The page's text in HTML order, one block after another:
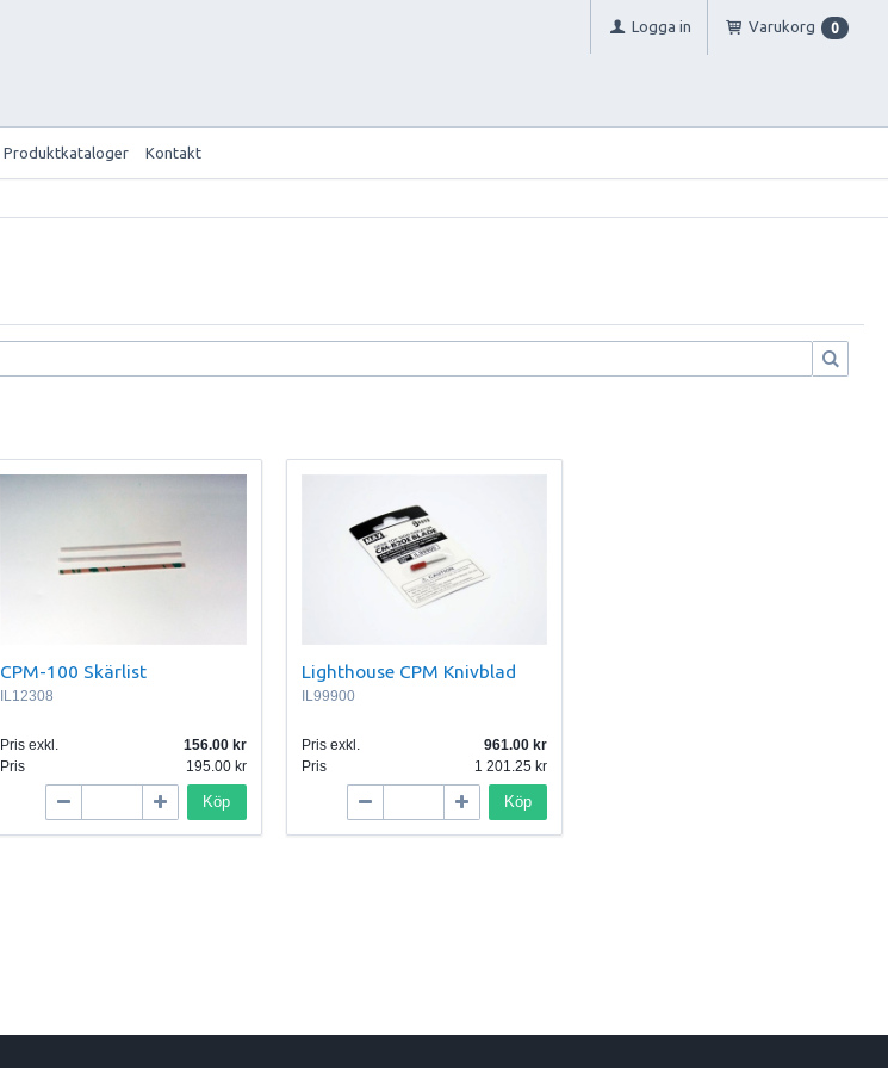
Logga in Varukorg 0
Produktkataloger Kontakt
CPM-100 Skärlist
IL12308
Pris exkl.
156.00
Pris
195.00
Köp
Lighthouse CPM Knivblad
IL99900
Pris exkl.
961.00
Pris
1 201.25
Köp